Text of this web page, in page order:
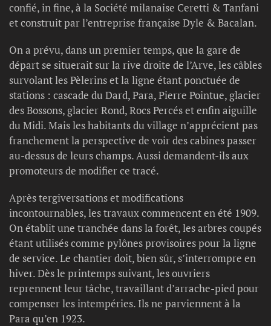
confié, in fine, à la Société milanaise Ceretti & Tanfani
et construit par l’entreprise française Dyle & Bacalan.
On a prévu, dans un premier temps, que la gare de
départ se situerait sur la rive droite de l’Arve, les câbles
survolant les Pèlerins et la ligne étant ponctuée de
stations : cascade du Dard, Para, Pierre Pointue, glacier
des Bossons, glacier Rond, Rocs Percés et enfin aiguille
du Midi. Mais les habitants du village n’apprécient pas
franchement la perspective de voir des cabines passer
au-dessus de leurs champs. Aussi demandent-ils aux
promoteurs de modifier ce tracé.
Après tergiversations et modifications
incontournables, les travaux commencent en été 1909.
On établit une tranchée dans la forêt, les arbres coupés
étant utilisés comme pylônes provisoires pour la ligne
de service. Le chantier doit, bien sûr, s’interrompre en
hiver. Dès le printemps suivant, les ouvriers
reprennent leur tâche, travaillant d’arrache-pied pour
compenser les intempéries. Ils ne parviennent à la
Para qu’en 1923.